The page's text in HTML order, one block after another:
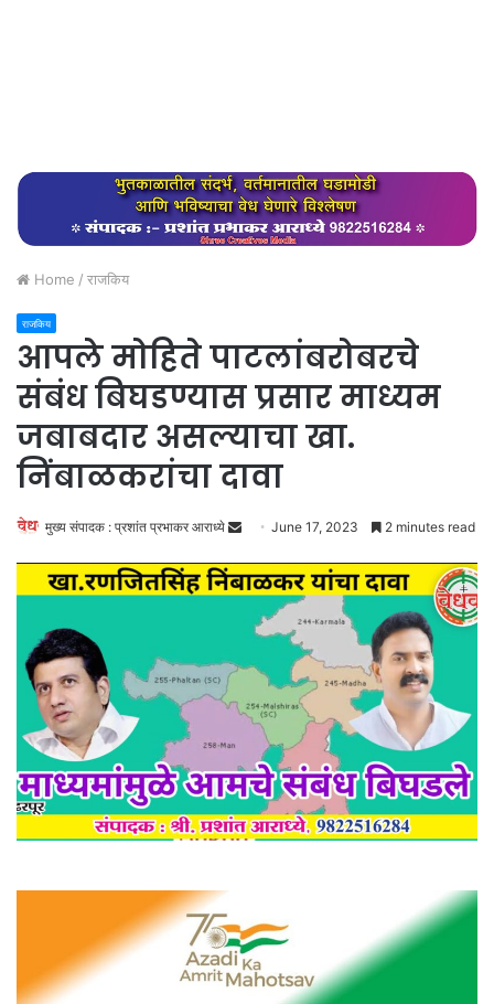
Home / राजकिय
राजकिय
आपले मोहिते पाटलांबरोबरचे
संबंध बिघडण्यास प्रसार माध्यम
जबाबदार असल्याचा खा.
निंबाळकरांचा दावा
मुख्य संपादक : प्रशांत प्रभाकर आराध्ये
Send
email
June 17, 2023 2 minutes read